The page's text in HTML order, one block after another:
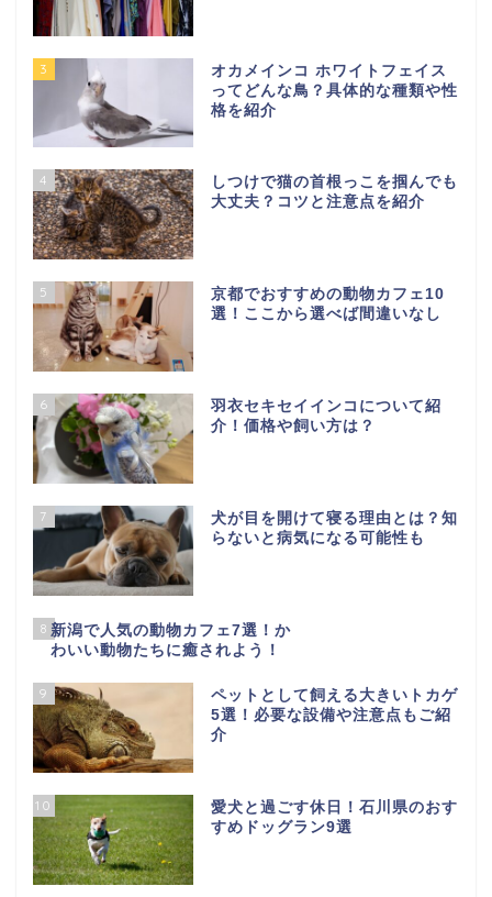
3
オカメインコ ホワイトフェイス
ってどんな鳥？具体的な種類や性
格を紹介
4
しつけで猫の首根っこを掴んでも
大丈夫？コツと注意点を紹介
5
京都でおすすめの動物カフェ10
選！ここから選べば間違いなし
6
羽衣セキセイインコについて紹
介！価格や飼い方は？
7
犬が目を開けて寝る理由とは？知
らないと病気になる可能性も
8 新潟で人気の動物カフェ7選！か
わいい動物たちに癒されよう！
9
ペットとして飼える大きいトカゲ
5選！必要な設備や注意点もご紹
介
10
愛犬と過ごす休日！石川県のおす
すめドッグラン9選